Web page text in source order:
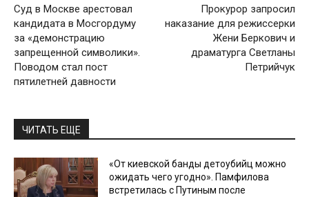
Суд в Москве арестовал
кандидата в Мосгордуму
за «демонстрацию
запрещенной символики».
Поводом стал пост
пятилетней давности
Прокурор запросил
наказание для режиссерки
Жени Беркович и
драматурга Светланы
Петрийчук
ЧИТАТЬ ЕЩЕ
«От киевской банды детоубийц можно
ожидать чего угодно». Памфилова
встретилась с Путиным после